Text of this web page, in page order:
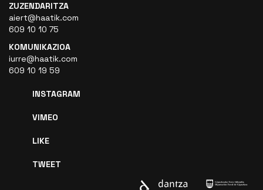
ZUZENDARITZA
aiert@haatik.com
609 10 10 75
KOMUNIKAZIOA
iurre@haatik.com
609 10 19 59
INSTAGRAM
VIMEO
LIKE
TWEET